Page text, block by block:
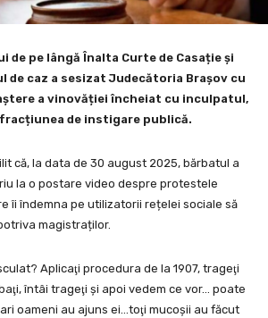
pe lângă Înalta Curte de Casație și
caz a sesizat Judecătoria Brașov cu
a vinovăției încheiat cu inculpatul,
de instigare publică.
că, la data de 30 august 2025, bărbatul a
la o postare video despre protestele
îi îndemna pe utilizatorii rețelei sociale să
magistraților.
Aplicaţi procedura de la 1907, trageţi
întâi trageţi şi apoi vedem ce vor… poate
oameni au ajuns ei…toţi mucoşii au făcut